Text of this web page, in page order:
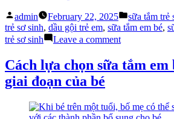
trẻ
sơ
sinh
ưa
chuộng
nhất
hiện
nay”
Posted
by
admin February 22, 2025
Posted
in
sữa tắm trẻ
trẻ sơ sinh, dầu gội trẻ em, sữa tắm em bé,
trẻ sơ sinh
Leave a commenton
tắm
trẻ
được
ưa
Cách lựa chọn sữa tắm em
giai đoạn của bé